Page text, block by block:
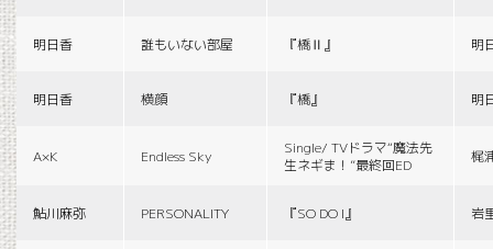
明日香 誰もいない部屋 『橋Ⅱ』 明
明日香 横顔 『橋』 明
A×K Endless Sky
Single/ TVドラマ“魔法先
生ネギま！”最終回ED
梶
鮎川麻弥 PERSONALITY 『SO DO I』 岩